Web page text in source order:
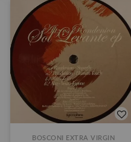
BOSCONI EXTRA VIRGIN